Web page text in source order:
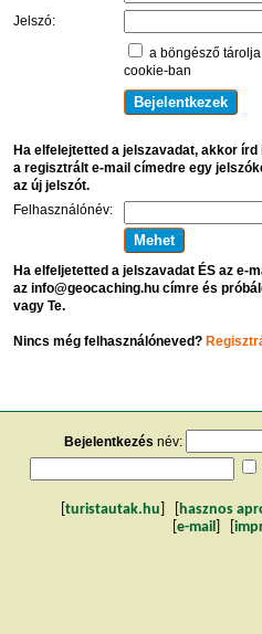
Jelszó:
a böngésző
cookie-ban
Ha elfelejtetted a jelszavadat, akkor
a regisztrált e-mail címedre egy
az új jelszót.
Felhasználónév:
Ha elfeljetetted a jelszavadat ÉS az e-
az info@geocaching.hu címre és
vagy Te.
Nincs még felhasználóneved?
Bejelentkezés név:
turistautak.hu hasznos
e-mail